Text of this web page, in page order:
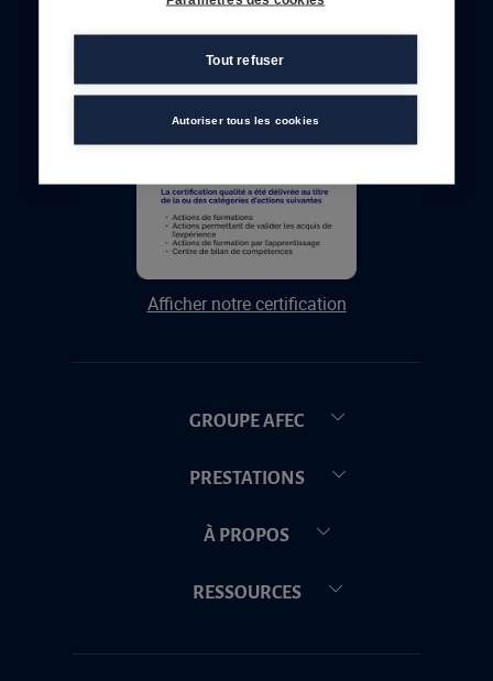
Afficher notre certification
GROUPE AFEC
PRESTATIONS
À PROPOS
RESSOURCES
Tout refuser
Autoriser tous les cookies